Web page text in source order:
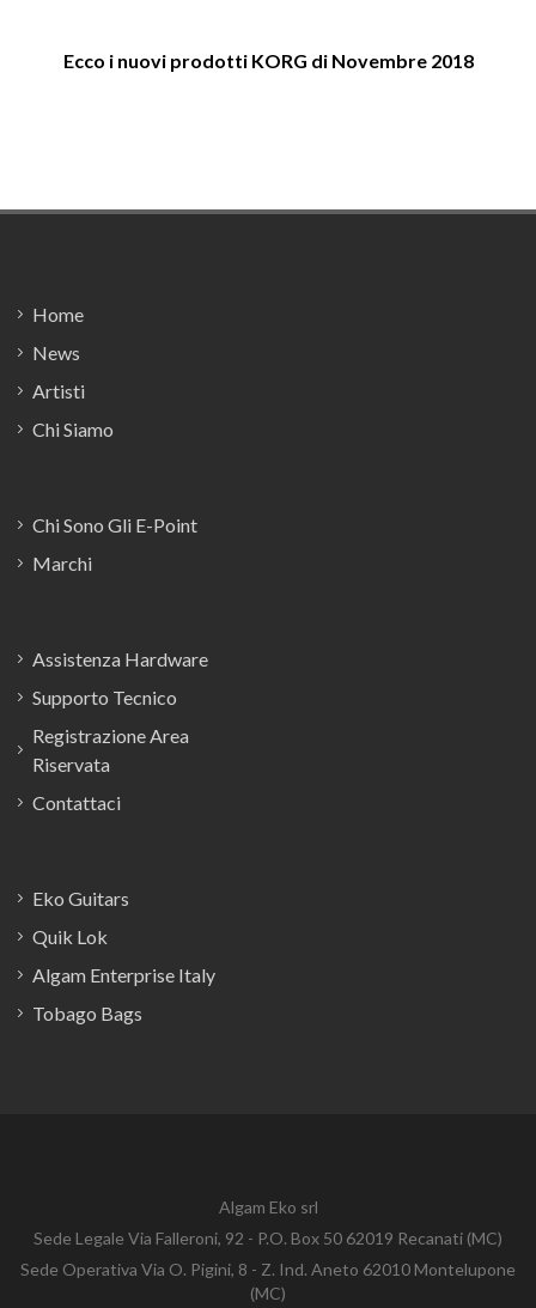
Ecco i nuovi prodotti KORG di Novembre 2018
Home
News
Artisti
Chi Siamo
Chi Sono Gli E-Point
Marchi
Assistenza Hardware
Supporto Tecnico
Registrazione Area
Riservata
Contattaci
Eko Guitars
Quik Lok
Algam Enterprise Italy
Tobago Bags
Algam Eko srl
Sede Legale Via Falleroni, 92 - P.O. Box 50 62019 Recanati (MC)
Sede Operativa Via O. Pigini, 8 - Z. Ind. Aneto 62010 Montelupone
(MC)